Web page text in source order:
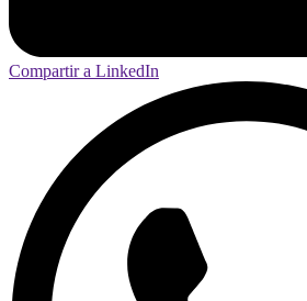
Compartir a LinkedIn